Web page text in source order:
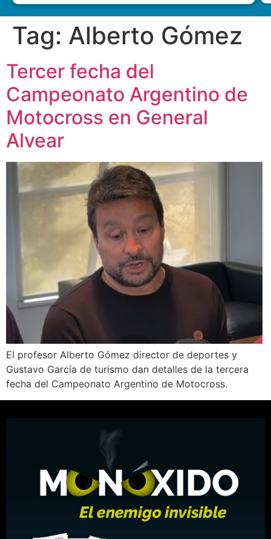
Tag: Alberto Gómez
Tercer fecha del
Campeonato Argentino de
Motocross en General
Alvear
El profesor Alberto Gómez director de deportes y
Gustavo García de turismo dan detalles de la tercera
fecha del Campeonato Argentino de Motocross.